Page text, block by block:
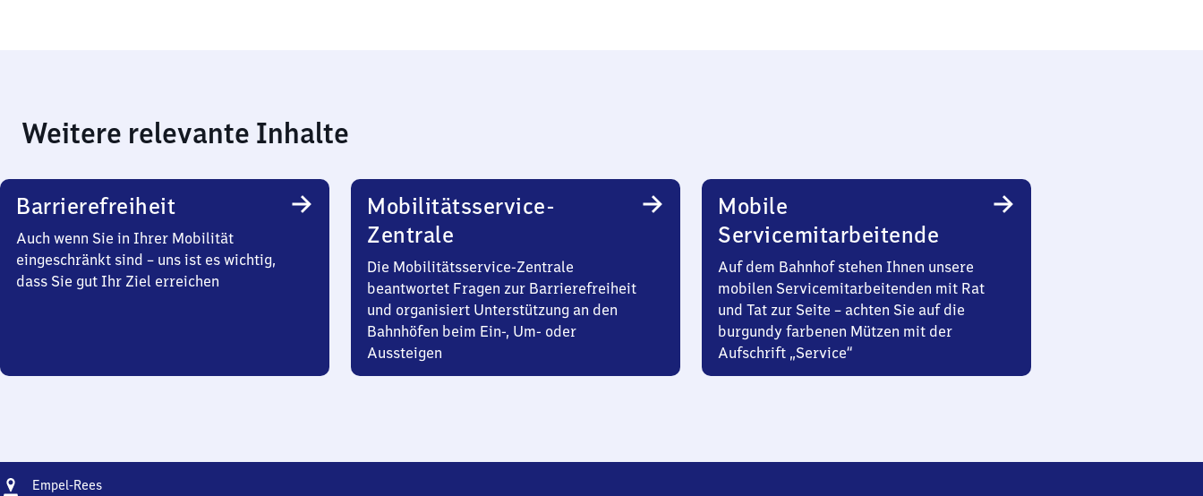
Weitere relevante Inhalte
Barrierefreiheit
Auch wenn Sie in Ihrer Mobilität
eingeschränkt sind – uns ist es wichtig,
dass Sie gut Ihr Ziel erreichen
Mobilitätsservice-
Zentrale
Die Mobilitätsservice-Zentrale
beantwortet Fragen zur Barrierefreiheit
und organisiert Unterstützung an den
Bahnhöfen beim Ein-, Um- oder
Aussteigen
Mobile
Servicemitarbeitende
Auf dem Bahnhof stehen Ihnen unsere
mobilen Servicemitarbeitenden mit Rat
und Tat zur Seite – achten Sie auf die
burgundy farbenen Mützen mit der
Aufschrift „Service“
Adresse
Empel-ReesEmpel-